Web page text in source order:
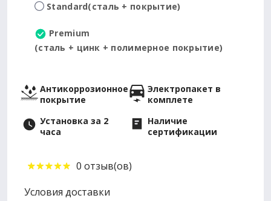
Standard(сталь + покрытие)
Premium
(сталь + цинк + полимерное покрытие)
Антикоррозионное
покрытие
Электропакет в
комплете
Установка за 2
часа
Наличие
сертификации
0 отзыв(ов)
Условия доставки